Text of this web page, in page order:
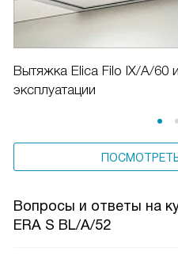
Вытяжка Elica Filo IX/A/60
эксплуатации
Вопросы и ответы на
ERA S BL/A/52